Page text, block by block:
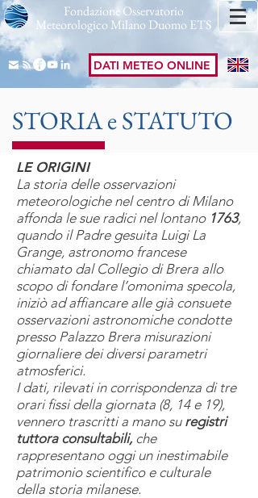
Fondazione Osservatorio
Meteorologico Milano Duomo ETS
DATI METEO ONLINE
LE ORIGINI
La storia delle osservazioni
meteorologiche nel centro di Milano
affonda le sue radici nel lontano 1763,
quando il Padre gesuita Luigi La
Grange, astronomo francese
chiamato dal Collegio di Brera allo
scopo di fondare l’omonima specola,
iniziò ad affiancare alle già consuete
osservazioni astronomiche condotte
presso Palazzo Brera misurazioni
giornaliere dei diversi parametri
atmosferici.
I dati, rilevati in corrispondenza di tre
orari fissi della giornata (8, 14 e 19),
vennero trascritti a mano su registri
tuttora consultabili, che
rappresentano oggi un inestimabile
patrimonio scientifico e culturale
della storia milanese.
STORIA e STATUTO